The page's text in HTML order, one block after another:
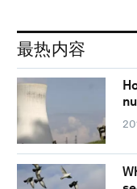
最热内容